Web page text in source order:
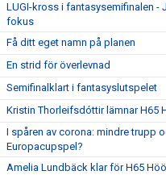
LUGI-kross i fantasysemifinalen -
fokus
Få ditt eget namn på planen
En strid för överlevnad
Semifinalklart i fantasyslutspelet
Kristin Thorleifsdóttir lämnar H65
I spåren av corona: mindre trupp
Europacupspel?
Amelia Lundbäck klar för H65